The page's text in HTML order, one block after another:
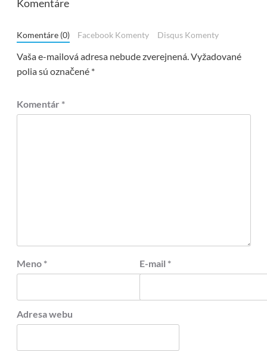
Komentáre
Komentáre (0) Facebook Komenty Disqus Komenty
Vaša e-mailová adresa nebude zverejnená.Vyžadované
polia sú označené *
Komentár *
Meno * E-mail *
Adresa webu